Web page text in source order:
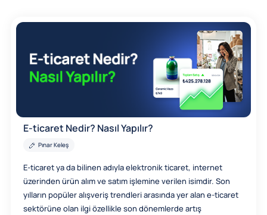
E-ticaret Nedir? Nasıl Yapılır?
Pınar Keleş
E-ticaret ya da bilinen adıyla elektronik ticaret, internet
üzerinden ürün alım ve satım işlemine verilen isimdir. Son
yılların popüler alışveriş trendleri arasında yer alan e-ticaret
sektörüne olan ilgi özellikle son dönemlerde artış